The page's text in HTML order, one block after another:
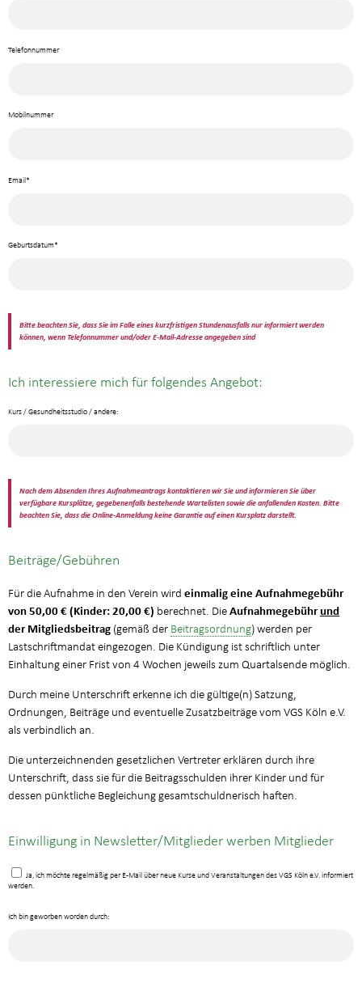
Telefonnummer
Mobilnummer
Email*
Geburtsdatum*
Bitte beachten Sie, dass Sie im Falle eines kurzfristigen Stundenausfalls nur informiert werden
können, wenn Telefonnummer und/oder E-Mail-Adresse angegeben sind
Ich interessiere mich für folgendes Angebot:
Kurs / Gesundheitsstudio / andere:
Nach dem Absenden Ihres Aufnahmeantrags kontaktieren wir Sie und informieren Sie über
verfügbare Kursplätze, gegebenenfalls bestehende Wartelisten sowie die anfallenden Kosten. Bitte
beachten Sie, dass die Online-Anmeldung keine Garantie auf einen Kursplatz darstellt.
Beiträge/Gebühren
Für die Aufnahme in den Verein wird einmalig eine Aufnahmegebühr
von 50,00 € (Kinder: 20,00 €) berechnet. DieAufnahmegebührund
der Mitgliedsbeitrag (gemäß der Beitragsordnung) werden per
Lastschriftmandat eingezogen. Die Kündigung ist schriftlich unter
Einhaltung einer Frist von 4 Wochen jeweils zum Quartalsende möglich.
Durch meine Unterschrift erkenne ich die gültige(n) Satzung,
Ordnungen, Beiträge und eventuelle Zusatzbeiträge vom VGS Köln e.V.
als verbindlich an.
Die unterzeichnenden gesetzlichen Vertreter erklären durch ihre
Unterschrift, dass sie für die Beitragsschulden ihrer Kinder und für
dessen pünktliche Begleichung gesamtschuldnerisch haften.
Einwilligung in Newsletter/Mitglieder werben Mitglieder
Ja, ich möchte regelmäßig per E-Mail über neue Kurse und Veranstaltungen des VGS Köln e.V. informiert
werden.
Ich bin geworben worden durch: